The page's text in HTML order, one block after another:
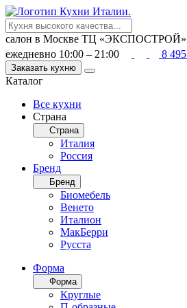
салон в Москве ТЦ «ЭКСПОСТРОЙ»
ежедневно 10:00 – 21:00
8
Заказать кухню
Каталог
Все кухни
Страна
Страна
Италия
Россия
Бренд
Бренд
Биомебель
Венето
Италион
МакБерри
Русста
Форма
Форма
Круглые